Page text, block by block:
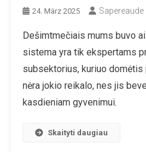
24. März 2025 Sapereaude
Dešimtmečiais mums buvo
sistema yra tik ekspertams
subsektorius, kuriuo
nėra jokio reikalo, nes jis
kasdieniam gyvenimui.
Skaityti daugiau